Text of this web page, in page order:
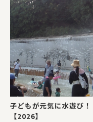
子どもが元気に水遊び
【2026】